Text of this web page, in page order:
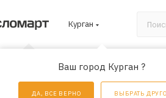
Курган
Ваш город Курган ?
ДА, ВСЕ ВЕРНО ВЫБРАТЬ
АКЦИИ